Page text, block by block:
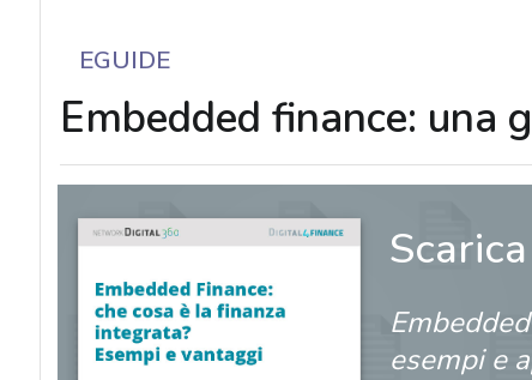
EGUIDE
Embedded finance: una
esempi e